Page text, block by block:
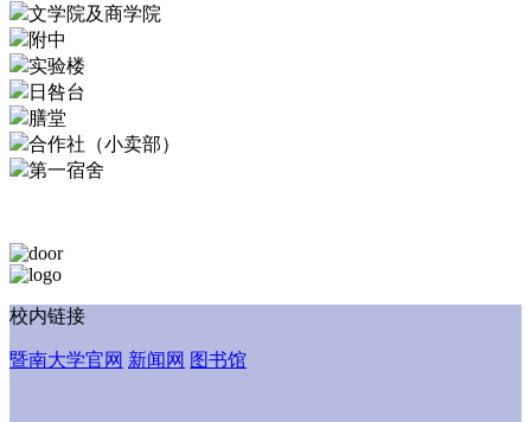
文学院及商学院
附中
实验楼
日咎台
膳堂
合作社（小卖部）
第一宿舍
校内链接
暨南大学官网 新闻网 图书馆